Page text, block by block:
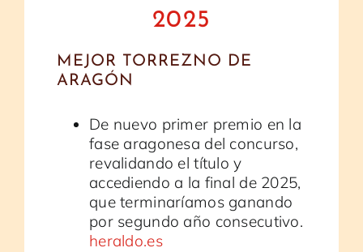
2025
MEJOR TORREZNO DE
ARAGÓN
De nuevo primer premio en la
fase aragonesa del concurso,
revalidando el título y
accediendo a la final de 2025,
que terminaríamos ganando
por segundo año consecutivo.
heraldo.es